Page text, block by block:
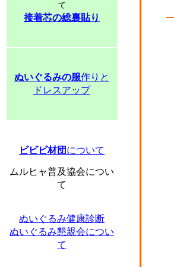
て
接着芯の総裏貼り
ぬいぐるみの服作りと
ドレスアップ
ビビビ材団 について
ムルヒャ普及協会につい
て
ぬいぐるみ健康診断
ぬいぐるみ懇親会につい
て